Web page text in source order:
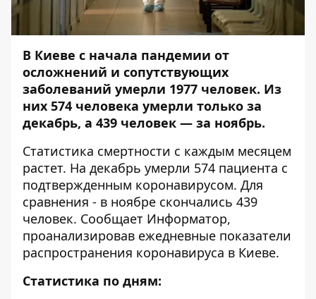
В Киеве с начала пандемии от
осложнений и сопутствующих
заболеваний умерли 1977 человек. Из
них 574 человека умерли только за
декабрь, а 439 человек — за ноябрь.
Статистика смертности с каждым месяцем
растет. На декабрь умерли 574 пациента с
подтвержденным коронавирусом. Для
сравнения - в ноябре скончались 439
человек. Сообщает Информатор,
проанализировав ежедневные показатели
распространения коронавируса в Киеве.
Статистика по дням: